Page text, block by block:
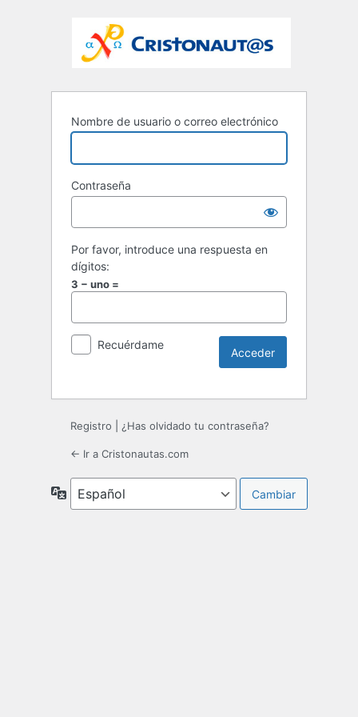
Nombre de usuario o correo electrónico
Contraseña
Por favor, introduce una respuesta en
dígitos:
3 − uno =
Recuérdame
Registro ¿Has olvidado tu contraseña?
← Ir a Cristonautas.com
Idioma